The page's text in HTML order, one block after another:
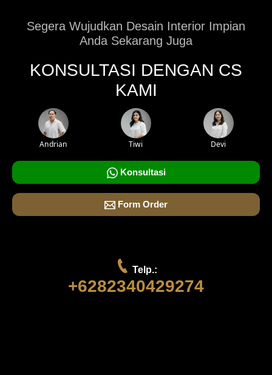
Segera Wujudkan Desain Interior Impian
Anda Sekarang Juga
KONSULTASI DENGAN CS
KAMI
Andrian Tiwi Devi
Konsultasi
Form Order
Telp.:
+6282340429274